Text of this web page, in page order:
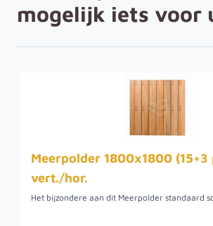
mogelijk iets voor
Meerpolder 1800x1800 (15+3
vert./hor.